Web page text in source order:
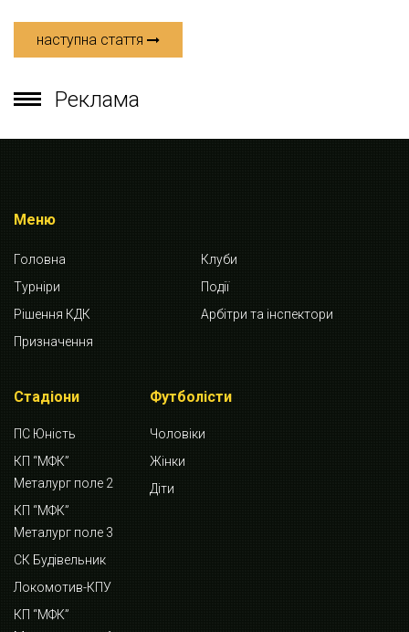
наступна стаття
Реклама
Меню
Головна
Клуби
Турніри
Події
Рішення КДК
Арбітри та інспектори
Призначення
Стадіони
ПС Юність
КП “МФК”
Металург поле 2
КП “МФК”
Металург поле 3
СК Будівельник
Локомотив-КПУ
КП “МФК”
Футболісти
Чоловіки
Жінки
Діти